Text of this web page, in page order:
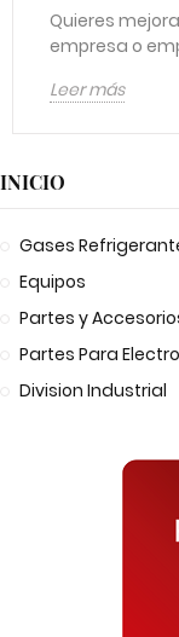
Quieres
empresa o
Leer más
INICIO
Gases
Equipos
Partes y
Partes Para
Division Industrial